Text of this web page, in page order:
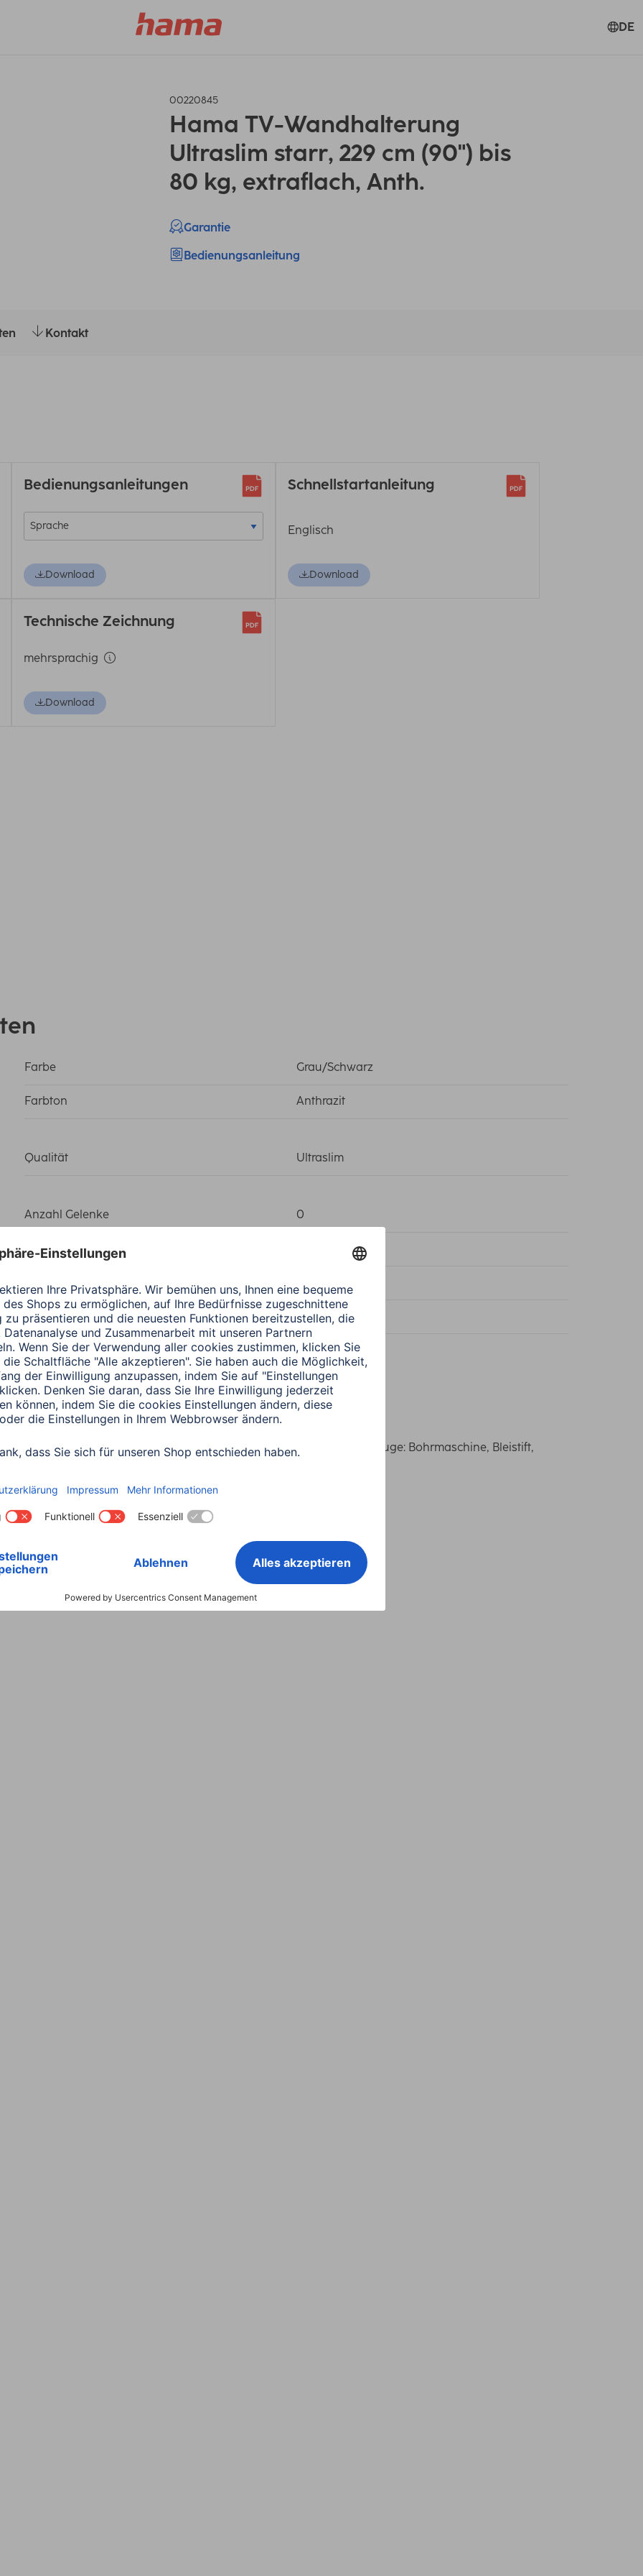
DE
00220845
Hama TV-Wandhalterung
Ultraslim starr, 229 cm (90") bis
80 kg, extraflach, Anth.
Garantie
Bedienungsanleitung
Kontakt
Bedienungsanleitungen
Download
Schnellstartanleitung
Englisch
Download
Technische Zeichnung
mehrsprachig
Download
Farbe Grau/Schwarz
Farbton Anthrazit
Qualität Ultraslim
Anzahl Gelenke 0
Ausführung
Lochmaß Befestigung bis M8
empfehlen wir Ihnen zur Montage noch die folgenden Werkzeuge: Bohrmaschine, Bleistift,